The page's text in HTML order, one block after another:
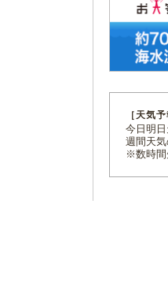
［天気
今日明
週間天
※数時間